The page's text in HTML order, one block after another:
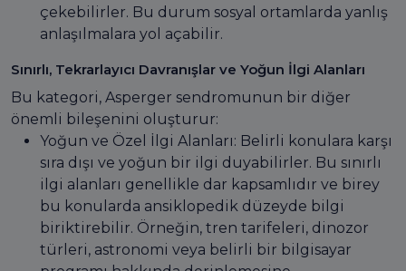
çekebilirler. Bu durum sosyal ortamlarda yanlış
anlaşılmalara yol açabilir.
Sınırlı, Tekrarlayıcı Davranışlar ve Yoğun İlgi Alanları
Bu kategori, Asperger sendromunun bir diğer
önemli bileşenini oluşturur:
Yoğun ve Özel İlgi Alanları: Belirli konulara karşı
sıra dışı ve yoğun bir ilgi duyabilirler. Bu sınırlı
ilgi alanları genellikle dar kapsamlıdır ve birey
bu konularda ansiklopedik düzeyde bilgi
biriktirebilir. Örneğin, tren tarifeleri, dinozor
türleri, astronomi veya belirli bir bilgisayar